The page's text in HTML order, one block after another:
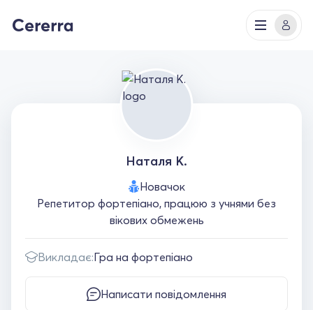
Наталя К.
Новачок
Репетитор фортепіано, працюю з учнями без
вікових обмежень
Викладає:Гра на фортепіано
Написати повідомлення